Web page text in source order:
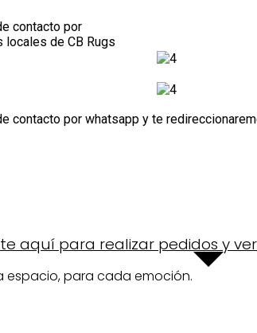
contacto por
de CB Rugs
contacto por whatsapp y te
aquí para realizar pedidos y
para cada emoción.